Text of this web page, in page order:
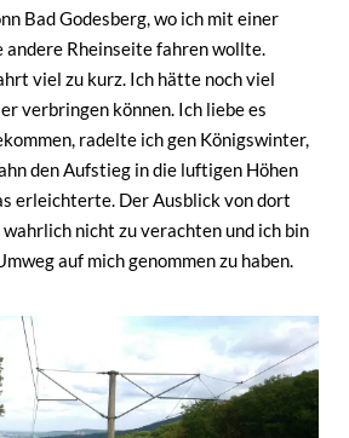
Bad Godesberg, wo ich mit einer
andere Rheinseite fahren wollte.
viel zu kurz. Ich hätte noch viel
verbringen können. Ich liebe es
radelte ich gen Königswinter,
den Aufstieg in die luftigen Höhen
erleichterte. Der Ausblick von dort
nicht zu verachten und ich bin
auf mich genommen zu haben.